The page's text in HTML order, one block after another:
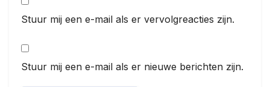
Stuur mij een e-mail als er vervolgreacties zijn.
Stuur mij een e-mail als er nieuwe berichten zijn.